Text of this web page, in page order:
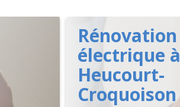
Rénovation
électrique à
Heucourt-
Croquoison